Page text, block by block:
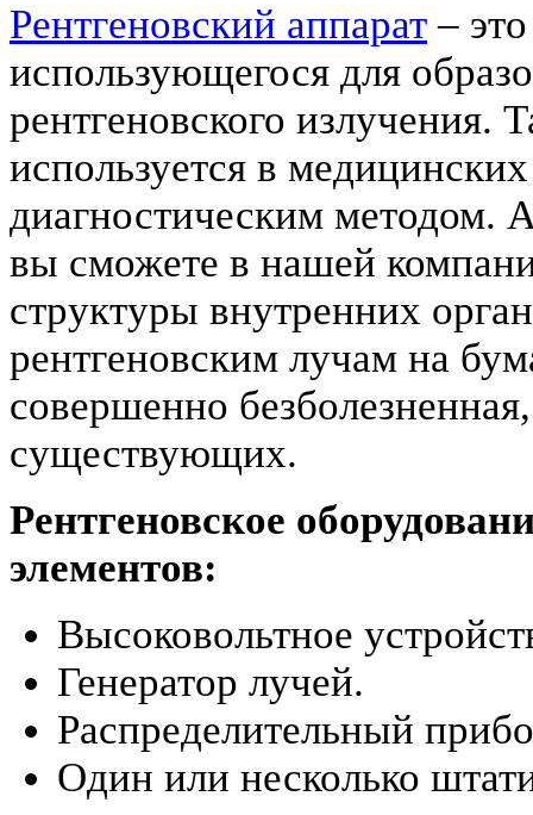
Рентгеновский аппарат –
использующегося для
рентгеновского излучения.
используется в
диагностическим методом.
вы сможете в нашей
структуры внутренних
рентгеновским лучам на
совершенно
существующих.
Рентгеновское
элементов:
Высоковольтное
Генератор лучей.
Распределительный
Один или несколько